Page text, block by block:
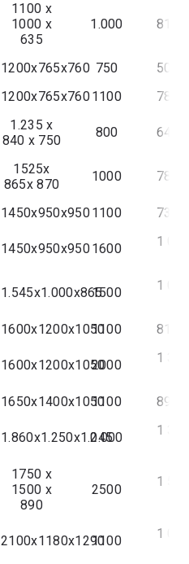
1100 x
1000 x
635
1.000
1200x765x760 750
1200x765x7601100
1.235 x
840 x 750
800
1525x
865x 870
1000
1450x950x9501100
1450x950x9501600
1
1.545x1.000x8651500
1
1600х1200х10501100
1600х1200х10502000
1
1650х1400х10501100
1.860x1.250x1.045
2.000
1
1750 x
1500 x
890
2500
1
2100x1180x12901100
1